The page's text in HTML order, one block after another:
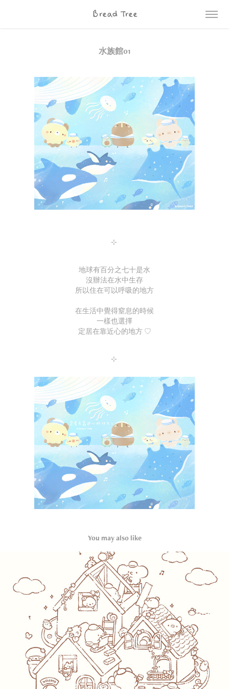
Bread Tree
水族館01
⊹
地球有百分之七十是水
沒辦法在水中生存
所以住在可以呼吸的地方
在生活中覺得窒息的時候
一樣也選擇
定居在靠近心的地方 ♡
⊹
You may also like
小動物與小木屋